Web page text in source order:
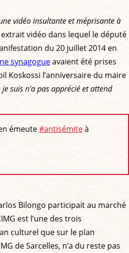
vidéo insultante et méprisante à
vidéo dans lequel le député
du 20 juillet 2014 en
synagogueavaient été prises
Koskossi l’anniversaire du maire
suis n’a pas apprécié et attend
émeute#antisémiteà
Bilongo participait au marché
est l’une des trois
culturel que sur le plan
de Sarcelles, n’a du reste pas